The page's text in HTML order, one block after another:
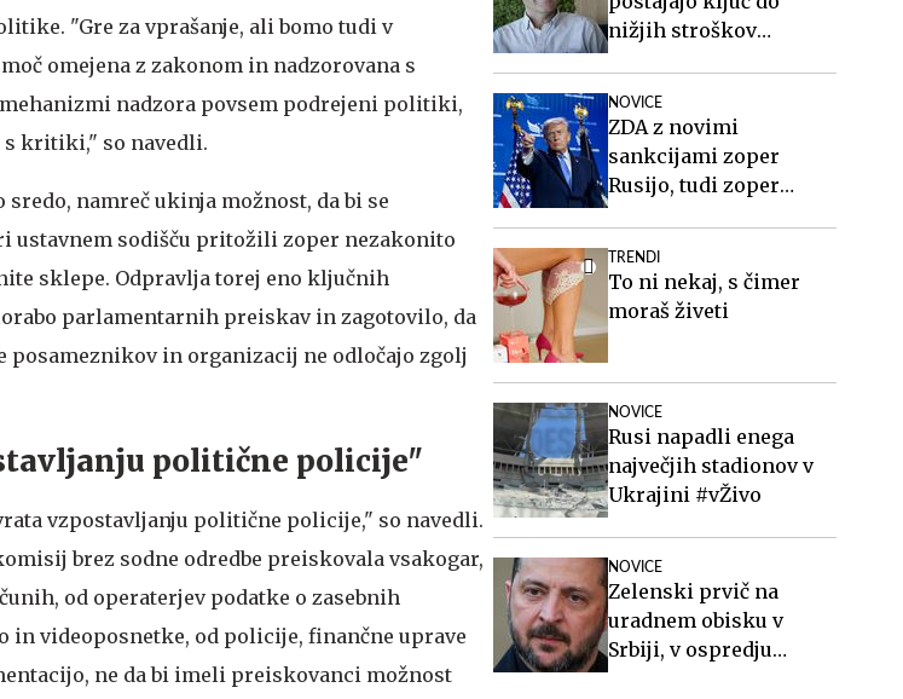
"Gre za vprašanje, ali bomo tudi v
omejena z zakonom in nadzorovana s
nadzora povsem podrejeni politiki,
s kritiki," so navedli.
namreč ukinja možnost, da bi se
ustavnem sodišču pritožili zoper nezakonito
sklepe. Odpravlja torej eno ključnih
parlamentarnih preiskav in zagotovilo, da
posameznikov in organizacij ne odločajo zgolj
politične policije"
vzpostavljanju politične policije," so navedli.
brez sodne odredbe preiskovala vsakogar,
od operaterjev podatke o zasebnih
videoposnetke, od policije, finančne uprave
ne da bi imeli preiskovanci možnost
nižjih stroškov
NOVICE
ZDA z novimi
sankcijami zoper
Rusijo, tudi zoper
TRENDI
To ni nekaj, s čimer
moraš živeti
NOVICE
Rusi napadli enega
največjih stadionov v
Ukrajini #vŽivo
NOVICE
Zelenski prvič na
uradnem obisku v
Srbiji, v ospredju